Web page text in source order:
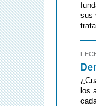
sus
los